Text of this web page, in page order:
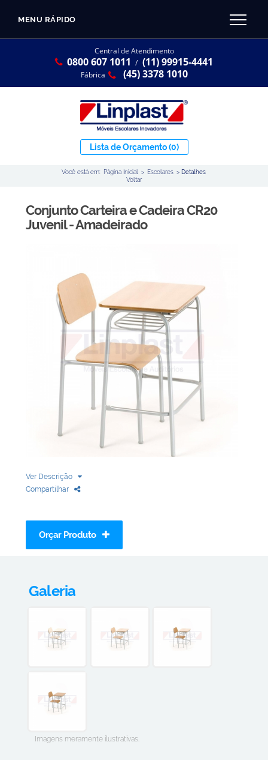
MENU RÁPIDO
Central de Atendimento
0800 607 1011 / (11) 99915-4441
Fábrica (45) 3378 1010
Lista de Orçamento(0)
Você está em: Página Inicial > Escolares >Detalhes
Voltar
Conjunto Carteira e Cadeira CR20
Juvenil - Amadeirado
Ver Descrição
Compartilhar
Orçar Produto
Galeria
Imagens meramente ilustrativas.
Linha Resina Plástica
Ambiente Maker
Armários em Aço
Linha Wood Prime
CATÁLOGO LINPLAST 2025
SOBRE A EMPRESA